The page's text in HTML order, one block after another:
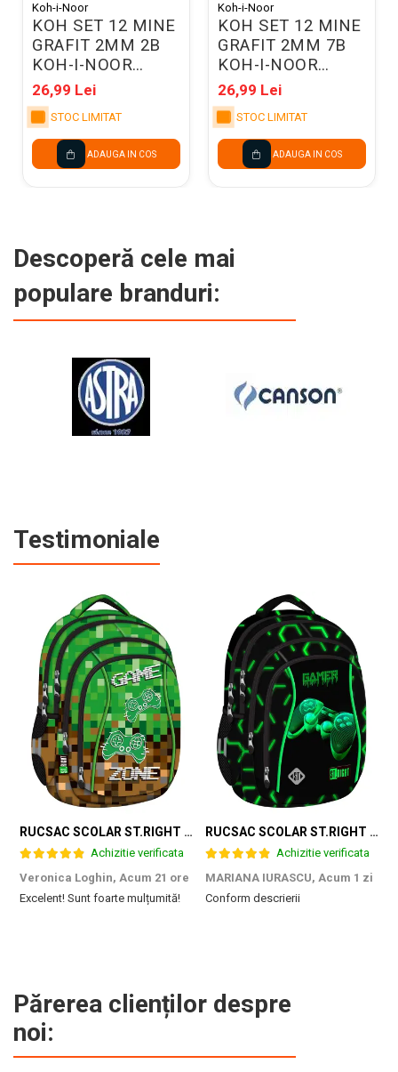
Koh-i-Noor
KOH SET 12 MINE
GRAFIT 2MM 2B
KOH-I-NOOR
K4190
26,99 Lei
STOC LIMITAT
ADAUGA IN COS
Koh-i-Noor
KOH SET 12 MINE
GRAFIT 2MM 7B
KOH-I-NOOR
K4190
26,99 Lei
STOC LIMITAT
ADAUGA IN COS
Descoperă cele mai
populare branduri:
Testimoniale
RUCSAC SCOLAR ST.RIGHT 4 COMPARTIMENTE BP-04 GAME ZONE 698187
Achizitie verificata
Veronica Loghin, Acum 21 ore
Excelent! Sunt foarte mulțumită!
RUCSAC SCOLAR ST.RIGHT 4 COMPARTIMENTE BP-04 GREEN LEVEL 301339
Achizitie verificata
MARIANA IURASCU, Acum 1 zi
Conform descrierii
Părerea clienților despre
noi: